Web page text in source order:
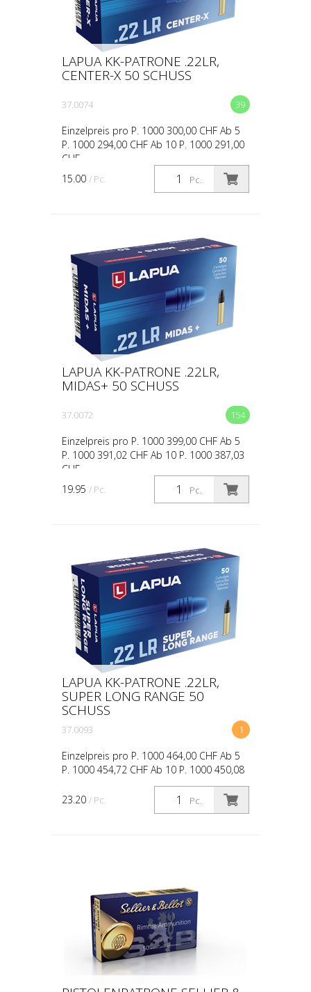
LAPUA KK-PATRONE .22LR,
CENTER-X 50 SCHUSS
39
37.0074
Einzelpreis pro P. 1000 300,00 CHF Ab 5
P. 1000 294,00 CHF Ab 10 P. 1000 291,00
CHF
Pc.
15.00 / Pc.
LAPUA KK-PATRONE .22LR,
MIDAS+ 50 SCHUSS
154
37.0072
Einzelpreis pro P. 1000 399,00 CHF Ab 5
P. 1000 391,02 CHF Ab 10 P. 1000 387,03
CHF
Pc.
19.95 / Pc.
LAPUA KK-PATRONE .22LR,
SUPER LONG RANGE 50
SCHUSS
1
37.0093
Einzelpreis pro P. 1000 464,00 CHF Ab 5
P. 1000 454,72 CHF Ab 10 P. 1000 450,08
Pc.
23.20 / Pc.